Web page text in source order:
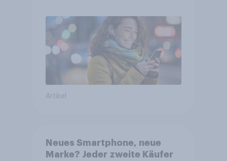
Artikel
Neues Smartphone, neue
Marke? Jeder zweite Käufer